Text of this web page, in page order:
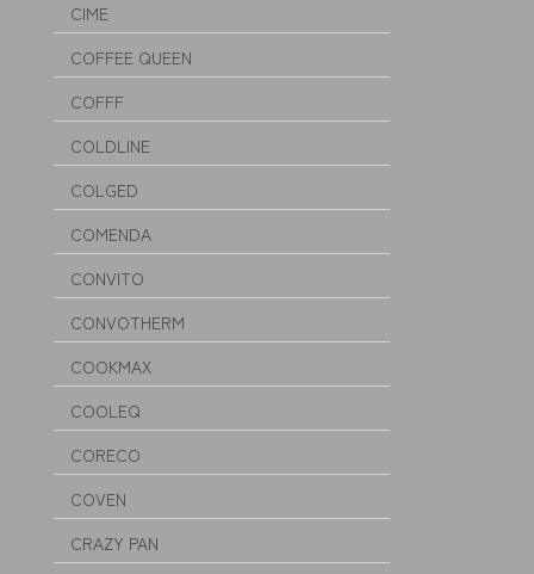
CIME
COFFEE QUEEN
COFFF
COLDLINE
COLGED
COMENDA
CONVITO
CONVOTHERM
COOKMAX
COOLEQ
CORECO
COVEN
CRAZY PAN